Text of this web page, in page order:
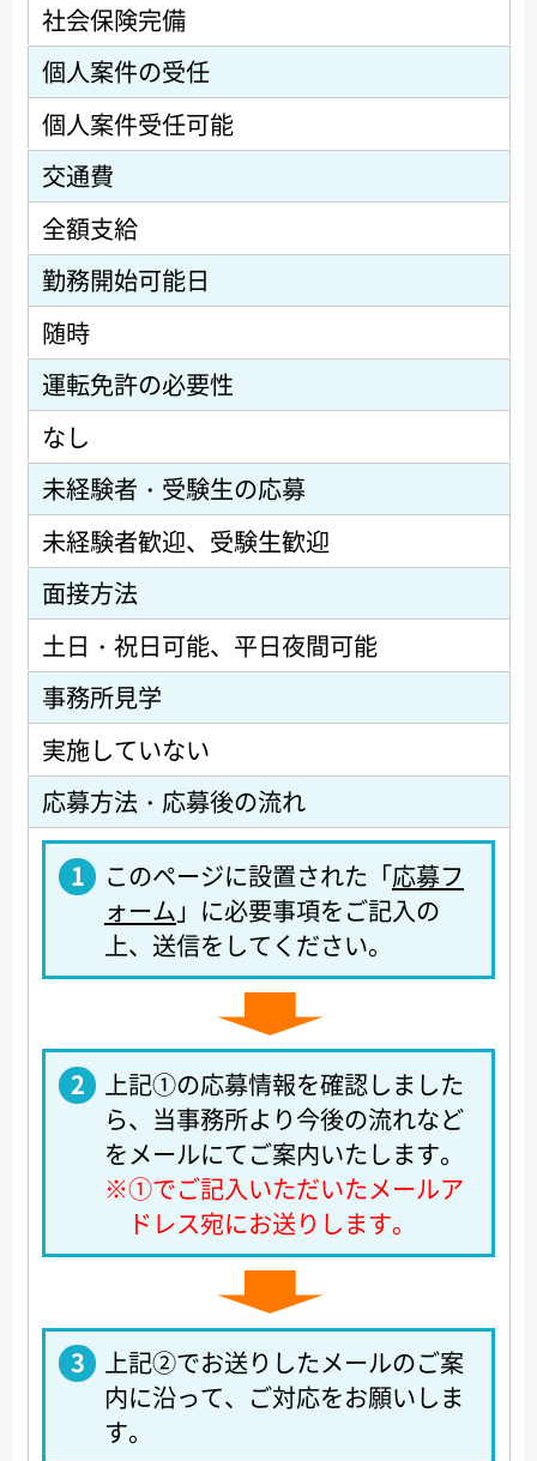
社会保険完備
個人案件の受任
個人案件受任可能
交通費
全額支給
勤務開始可能日
随時
運転免許の必要性
なし
未経験者・受験生の応募
未経験者歓迎
受験生歓迎
面接方法
土日・祝日可能
平日夜間可能
事務所見学
実施していない
応募方法・応募後の流れ
1 このページに設置された「応募フ
ォーム 」に必要事項をご記入の
上、送信をしてください。
2
上記①の応募情報を確認しました
ら、当事務所より今後の流れなど
をメールにてご案内いたします。
※①でご記入いただいたメールア
ドレス宛にお送りします。
3
上記②でお送りしたメールのご案
内に沿って、ご対応をお願いしま
す。